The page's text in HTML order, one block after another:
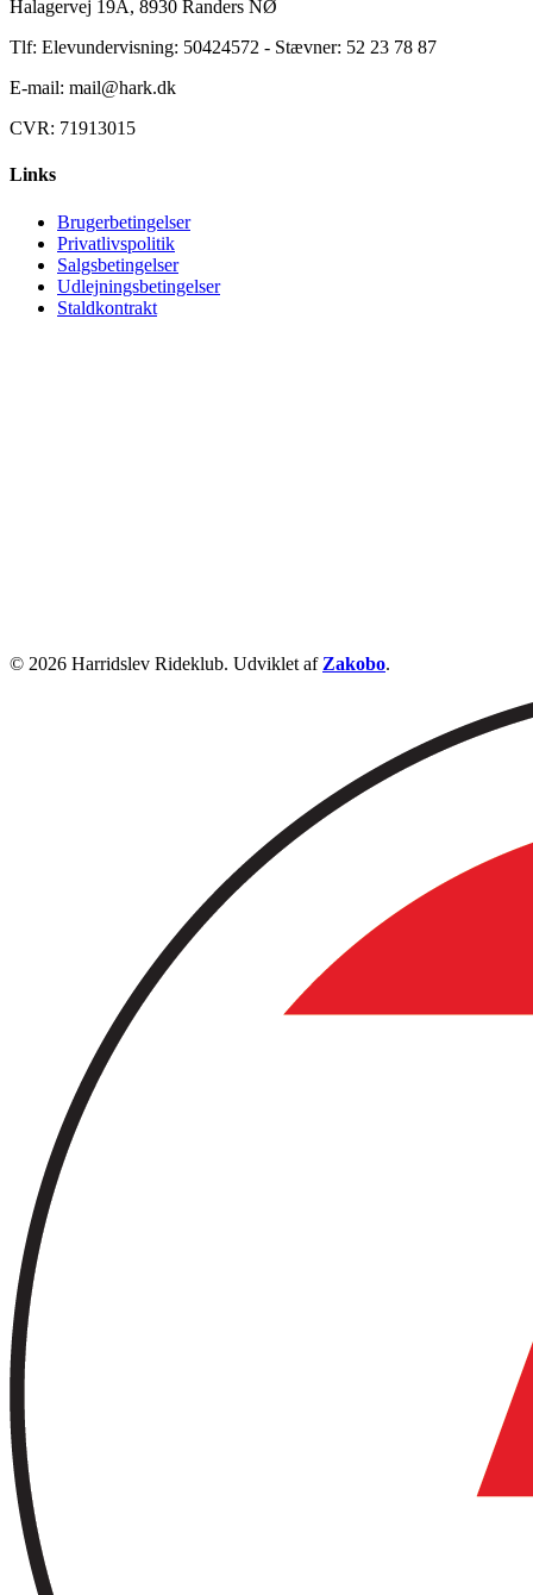
Halagervej 19A, 8930 Randers NØ
Tlf: Elevundervisning: 50424572 - Stævner: 52 23 78 87
E-mail: mail@hark.dk
CVR: 71913015
Links
Brugerbetingelser
Privatlivspolitik
Salgsbetingelser
Udlejningsbetingelser
Staldkontrakt
© 2026 Harridslev Rideklub. Udviklet af Zakobo.